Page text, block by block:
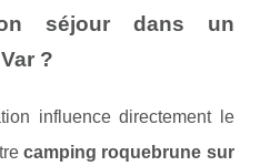
séjour dans un
?
influence directement le
camping roquebrune sur